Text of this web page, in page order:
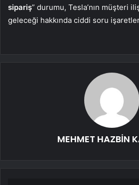
sipariş” durumu, Tesla’nın müşteri
geleceği hakkında ciddi soru
MEHMET HAZBİN